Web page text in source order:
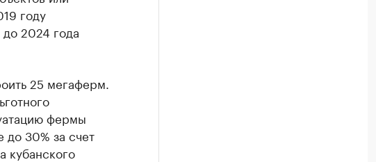
году
2024 года
25 мегаферм.
фермы
до 30% за счет
кубанского